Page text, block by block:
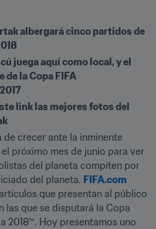
albergará cinco partidos de
juega aquí como local, y el
de la Copa FIFA
link las mejores fotos del
de crecer ante la inminente
próximo mes de junio para ver
del planeta compiten por
del planeta. FIFA.com
que presentan al público
las que se disputará la Copa
2018™. Hoy presentamos uno